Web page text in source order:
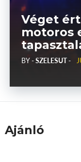
Véget ért
motoros
BY- SZELESUT -
Ajánló